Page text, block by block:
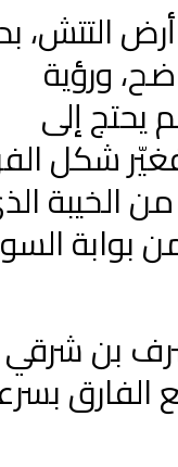
التتش،
ورؤية
يحتج إلى
شكل
الخيبة
بوابة
أشرف بن
الفارق